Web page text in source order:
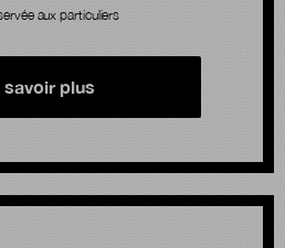
aux particuliers
savoir plus